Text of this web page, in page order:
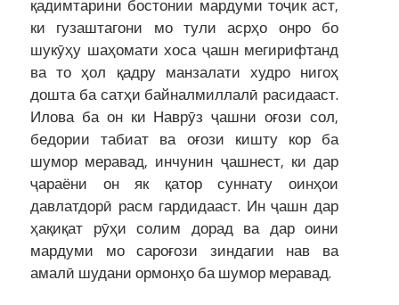
қадимтарини бостонии мардуми тоҷик аст,
ки гузаштагони мо тули асрҳо онро бо
шукӯҳу шаҳомати хоса ҷашн мегирифтанд
ва то ҳол қадру манзалати худро нигоҳ
дошта ба сатҳи байналмиллалӣ расидааст.
Илова ба он ки Наврӯз ҷашни оғози сол,
бедории табиат ва оғози кишту кор ба
шумор меравад, инчунин ҷашнест, ки дар
ҷараёни он як қатор суннату оинҳои
давлатдорӣ расм гардидааст. Ин ҷашн дар
ҳақиқат рӯҳи солим дорад ва дар оини
мардуми мо сароғози зиндагии нав ва
амалӣ шудани ормонҳо ба шумор меравад.